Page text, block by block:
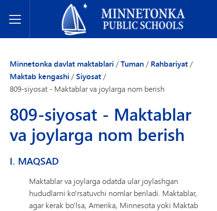
Toggle Menu
Minnetonka davlat maktablari
Minnetonka davlat maktablari /Tuman/ Rahbariyat/
Maktab kengashi /Siyosat/
809-siyosat - Maktablar va joylarga nom berish
809-siyosat - Maktablar
va joylarga nom berish
I. MAQSAD
Maktablar va joylarga odatda ular joylashgan
hududlarni ko'rsatuvchi nomlar beriladi. Maktablar,
agar kerak bo'lsa, Amerika, Minnesota yoki Maktab